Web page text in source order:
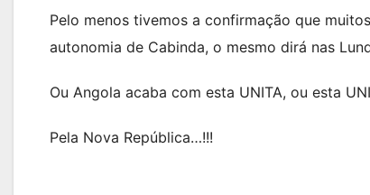
Pelo menos tivemos a confirmação que
autonomia de Cabinda, o mesmo dirá nas
Ou Angola acaba com esta UNITA, ou esta
Pela Nova República…!!!